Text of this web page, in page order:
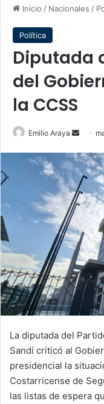
Inicio / Nacionales /
Política
Diputada
del
la CCSS
Emilio Araya
Send
email
La diputada del
Sandí criticó al
presidencial la
Costarricense de
las listas de espera